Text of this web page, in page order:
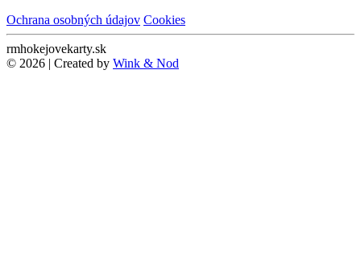
Ochrana osobných údajov Cookies
rmhokejovekarty.sk
© 2026 | Created by Wink & Nod